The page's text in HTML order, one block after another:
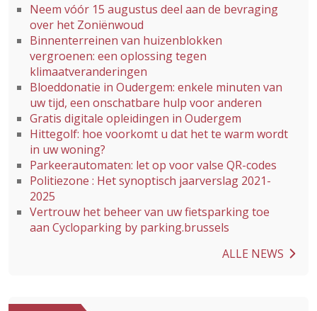
Neem vóór 15 augustus deel aan de bevraging
over het Zoniënwoud
Binnenterreinen van huizenblokken
vergroenen: een oplossing tegen
klimaatveranderingen
Bloeddonatie in Oudergem: enkele minuten van
uw tijd, een onschatbare hulp voor anderen
Gratis digitale opleidingen in Oudergem
Hittegolf: hoe voorkomt u dat het te warm wordt
in uw woning?
Parkeerautomaten: let op voor valse QR-codes
Politiezone : Het synoptisch jaarverslag 2021-
2025
Vertrouw het beheer van uw fietsparking toe
aan Cycloparking by parking.brussels
ALLE NEWS